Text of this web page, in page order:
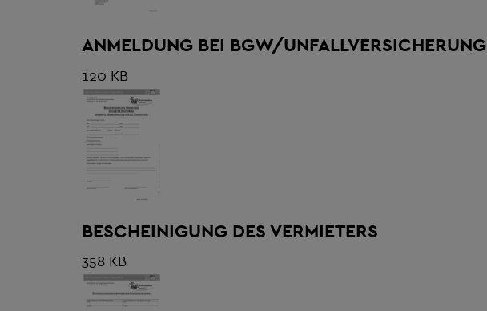
ANMELDUNG BEI BGW/UNFALLVERSICHERUNG
120 KB
BESCHEINIGUNG DES VERMIETERS
358 KB